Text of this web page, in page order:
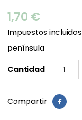
1,70 €
Impuestos incluidos
península
Cantidad
Compartir